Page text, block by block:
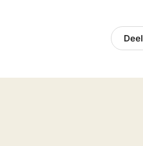
Deel